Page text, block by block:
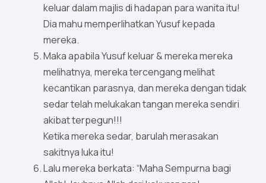
keluar dalam majlis di hadapan para wanita itu!
Dia mahu memperlihatkan Yusuf kepada
mereka.
Maka apabila Yusuf keluar & mereka mereka
melihatnya, mereka tercengang melihat
kecantikan parasnya, dan mereka dengan tidak
sedar telah melukakan tangan mereka sendiri
akibat terpegun!!!
Ketika mereka sedar, barulah merasakan
sakitnya luka itu!
Lalu mereka berkata: “Maha Sempurna bagi